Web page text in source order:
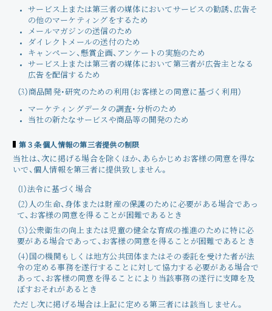
サービス上または第三者の媒体においてサービスの勧誘、広告そ
の他のマーケティングをするため
メールマガジンの送信のため
ダイレクトメールの送付のため
キャンペーン、懸賞企画、アンケートの実施のため
サービス上または第三者の媒体において第三者が広告主となる
広告を配信するため
（3）商品開発・研究のための利用（お客様との同意に基づく利用）
マーケティングデータの調査・分析のため
当社の新たなサービスや商品等の開発のため
第３条 個人情報の第三者提供の制限
当社は、次に掲げる場合を除くほか、あらかじめお客様の同意を得な
いで、個人情報を第三者に提供致しません。
（1）法令に基づく場合
（2）人の生命、身体または財産の保護のために必要がある場合であっ
て、お客様の同意を得ることが困難であるとき
（3）公衆衛生の向上または児童の健全な育成の推進のために特に必
要がある場合であって、お客様の同意を得ることが困難であるとき
（4）国の機関もしくは地方公共団体またはその委託を受けた者が法
令の定める事務を遂行することに対して協力する必要がある場合で
あって、お客様の同意を得ることにより当該事務の遂行に支障を及
ぼすおそれがあるとき
ただし次に掲げる場合は上記に定める第三者には該当しません。